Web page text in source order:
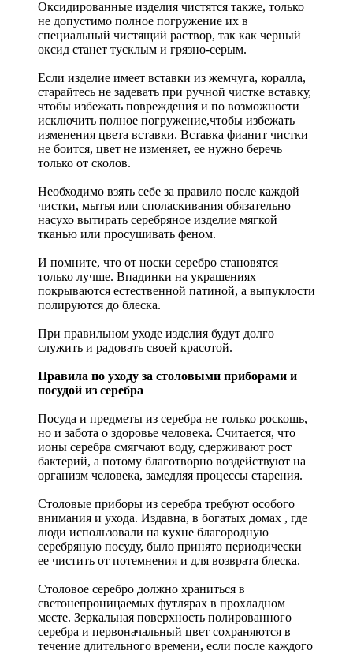
Оксидированные изделия чистятся также, только
не допустимо полное погружение их в
специальный чистящий раствор, так как черный
оксид станет тусклым и грязно-серым.
Если изделие имеет вставки из жемчуга, коралла,
старайтесь не задевать при ручной чистке вставку,
чтобы избежать повреждения и по возможности
исключить полное погружение,чтобы избежать
изменения цвета вставки. Вставка фианит чистки
не боится, цвет не изменяет, ее нужно беречь
только от сколов.
Необходимо взять себе за правило после каждой
чистки, мытья или споласкивания обязательно
насухо вытирать серебряное изделие мягкой
тканью или просушивать феном.
И помните, что от носки серебро становятся
только лучше. Впадинки на украшениях
покрываются естественной патиной, а выпуклости
полируются до блеска.
При правильном уходе изделия будут долго
служить и радовать своей красотой.
Правила по уходу за столовыми приборами и
посудой из серебра
Посуда и предметы из серебра не только роскошь,
но и забота о здоровье человека. Считается, что
ионы серебра смягчают воду, сдерживают рост
бактерий, а потому благотворно воздействуют на
организм человека, замедляя процессы старения.
Столовые приборы из серебра требуют особого
внимания и ухода. Издавна, в богатых домах , где
люди использовали на кухне благородную
серебряную посуду, было принято периодически
ее чистить от потемнения и для возврата блеска.
Столовое серебро должно храниться в
светонепроницаемых футлярах в прохладном
месте. Зеркальная поверхность полированного
серебра и первоначальный цвет сохраняются в
течение длительного времени, если после каждого